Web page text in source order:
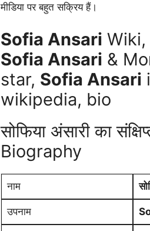
मीडिया पर बहुत सक्रिय हैं।
Sofia Ansari
Sofia Ansari &
star, Sofia Ansari
wikipedia, bio
सोफिया अंसारी का
Biography
नाम
उपनाम